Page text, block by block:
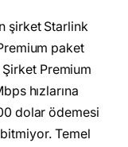
şirket Starlink
paket
Premium
hızlarına
dolar ödemesi
Temel